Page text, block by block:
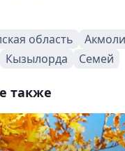
область
Кызылорда Семей
также